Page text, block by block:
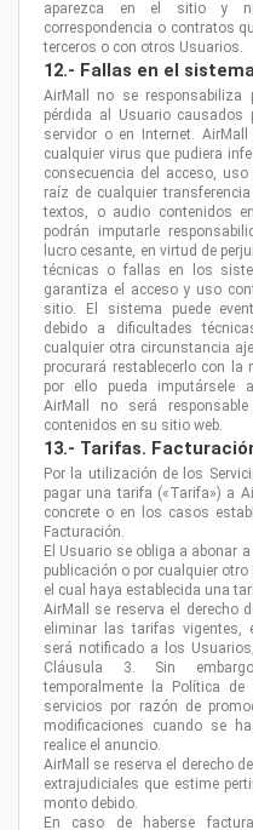
aparezca en el sitio y
correspondencia o contratos
terceros o con otros Usuarios.
12.- Fallas en el
AirMall no se responsabiliza
pérdida al Usuario
servidor o en Internet.
cualquier virus que pudiera
consecuencia del acceso,
raíz de cualquier
textos, o audio contenidos
podrán imputarle
lucro cesante, en virtud de
técnicas o fallas en los
garantiza el acceso y uso
sitio. El sistema puede
debido a dificultades
cualquier otra circunstancia
procurará restablecerlo con la
por ello pueda imputársele
AirMall no será
contenidos en su sitio web.
13.- Tarifas.
Por la utilización de los
pagar una tarifa («Tarifa») a
concrete o en los casos
Facturación.
El Usuario se obliga a abonar
publicación o por cualquier
el cual haya establecida una
AirMall se reserva el derecho
eliminar las tarifas vigentes,
será notificado a los
Cláusula 3. Sin
temporalmente la Política
servicios por razón de
modificaciones cuando se
realice el anuncio.
AirMall se reserva el derecho
extrajudiciales que estime
monto debido.
En caso de haberse